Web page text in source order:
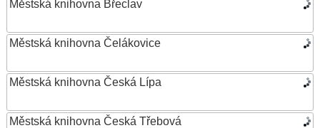
Městská knihovna Břeclav
Městská knihovna Čelákovice
Městská knihovna Česká Lípa
Městská knihovna Česká Třebová